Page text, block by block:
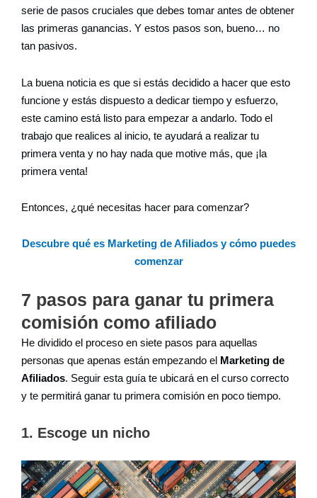
serie de pasos cruciales que debes tomar antes de obtener
las primeras ganancias. Y estos pasos son, bueno… no
tan pasivos.
La buena noticia es que si estás decidido a hacer que esto
funcione y estás dispuesto a dedicar tiempo y esfuerzo,
este camino está listo para empezar a andarlo. Todo el
trabajo que realices al inicio, te ayudará a realizar tu
primera venta y no hay nada que motive más, que ¡la
primera venta!
Entonces, ¿qué necesitas hacer para comenzar?
Descubre qué es Marketing de Afiliados y cómo puedes
comenzar
7 pasos para ganar tu primera
comisión como afiliado
He dividido el proceso en siete pasos para aquellas
personas que apenas están empezando el Marketing de
Afiliados. Seguir esta guía te ubicará en el curso correcto
y te permitirá ganar tu primera comisión en poco tiempo.
1. Escoge un nicho